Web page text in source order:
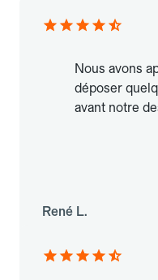
Nous avons
déposer
avant notre
René L.